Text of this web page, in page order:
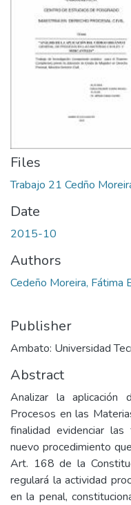
Files
Trabajo 21 Cedño
Date
2015-10
Authors
Cedeño Moreira, Fátima
Publisher
Ambato: Universidad
Abstract
Analizar la aplicación
Procesos en las
finalidad evidenciar
nuevo procedimiento
Art. 168 de la
regulará la actividad
en la penal,